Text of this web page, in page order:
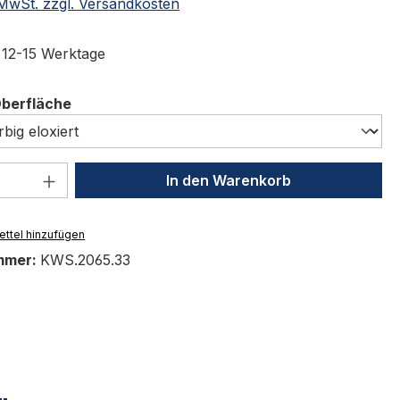
15 Werktage
auswählen
Anzahl: Gib den gewünschten Wert
In den Warenkorb
hinzufügen
KWS.2065.33